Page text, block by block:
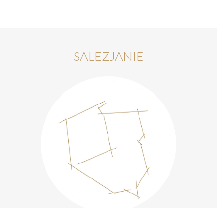
SALEZJANIE